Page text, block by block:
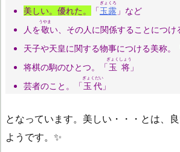
美しい。優れた。 「玉露
ぎょくろ
」など
人を敬
うやま
い、その人に関係することにつけ
天子や天皇に関する物事につける美称。
将棋の駒のひとつ。「玉将
ぎょくしょう
」
芸者のこと。「玉代
ぎょくだい
」
となっています。美しい・・・とは、
ようです。✨